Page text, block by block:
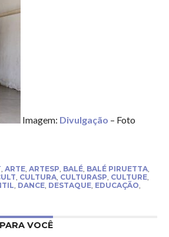
Imagem: Divulgação – Foto
ARTE, ARTESP BALÉ, BALÉ PIRUETTA,
CULTURA, CULTURASP CULTURE,
DANCE, DESTAQUE, EDUCAÇÃO
VOCÊ